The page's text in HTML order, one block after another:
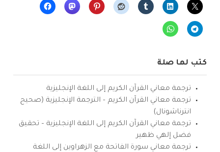
كتب لها صلة
ترجمة معاني القرآن الكريم إلى اللغة الإنجليزية
ترجمة معاني القرآن الكريم – الترجمة الإنجليزية (صحيح
انترناشونال)
ترجمة معاني القرآن الكريم إلى اللغة الإنجليزية – تحقيق
فضل إلهي ظهير
ترجمة معاني سورة الفاتحة مع الزهراوين إلى اللغة